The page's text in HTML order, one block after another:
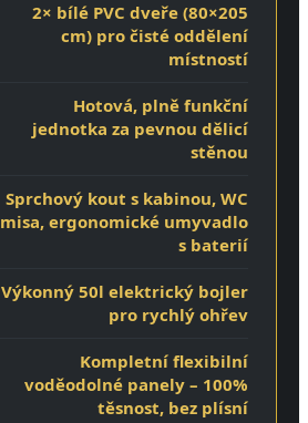
2× bílé PVC dveře (80×205
cm) pro čisté oddělení
místností
Hotová, plně funkční
jednotka za pevnou dělicí
stěnou
Sprchový kout s kabinou, WC
misa, ergonomické umyvadlo
s baterií
Výkonný 50l elektrický bojler
pro rychlý ohřev
Kompletní flexibilní
voděodolné panely – 100%
těsnost, bez plísní